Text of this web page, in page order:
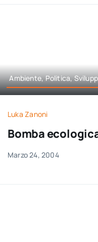
Ambiente, Politica,
Luka Zanoni
Bomba
Marzo 24, 2004